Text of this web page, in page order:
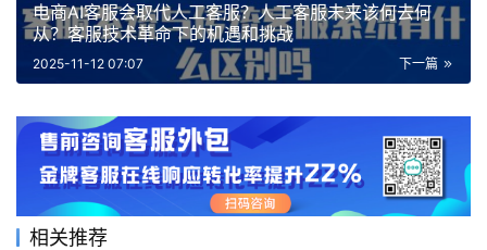
电商AI客服会取代人工客服？人工客服未来该何去何
从？客服技术革命下的机遇和挑战
下一篇
2025-11-12 07:07
相关推荐